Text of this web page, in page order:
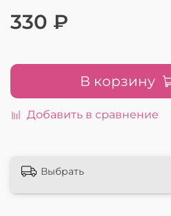
330 ₽
В корзину
Добавить в сравнение
Выбрать